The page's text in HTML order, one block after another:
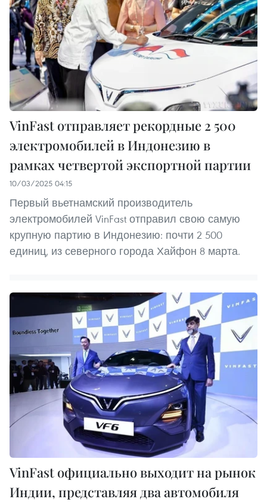
VinFast отправляет рекордные 2 500
электромобилей в Индонезию в
рамках четвертой экспортной партии
10/03/2025 04:15
Первый вьетнамский производитель
электромобилей VinFast отправил свою самую
крупную партию в Индонезию: почти 2 500
единиц, из северного города Хайфон 8 марта.
VinFast официально выходит на рынок
Индии, представляя два автомобиля